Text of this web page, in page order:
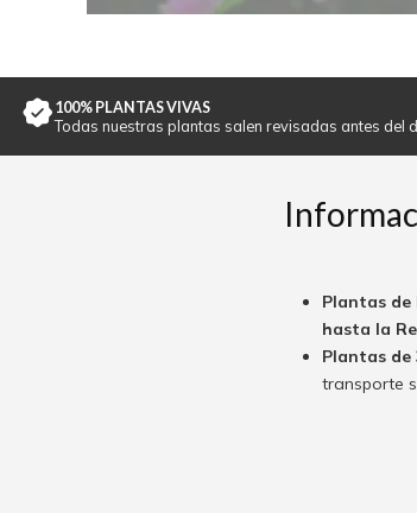
100% PLANTAS VIVAS
Todas nuestras plantas salen revisadas antes del
Plantas de
hasta la
Plantas de
transporte